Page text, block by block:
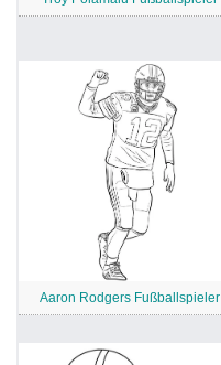
Aaron Rodgers Fußballspieler